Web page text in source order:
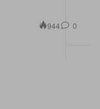
944 0